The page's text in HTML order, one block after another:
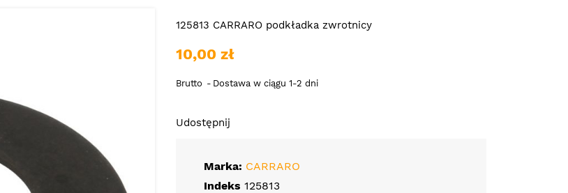
125813 CARRARO podkładka zwrotnicy
10,00 zł
Brutto Dostawa w ciągu 1-2 dni
Udostępnij
Marka: CARRARO
Indeks 125813